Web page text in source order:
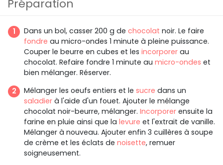
Préparation
Dans un bol, casser 200 g de chocolat noir. Le faire
fondre au micro-ondes 1 minute à pleine puissance.
Couper le beurre en cubes et les incorporer au
chocolat. Refaire fondre 1 minute au micro-ondes et
bien mélanger. Réserver.
Mélanger les oeufs entiers et le sucre dans un
saladier à l'aide d'un fouet. Ajouter le mélange
chocolat noir-beurre, mélanger. Incorporer ensuite la
farine en pluie ainsi que la levure et l'extrait de vanille.
Mélanger à nouveau. Ajouter enfin 3 cuillères à soupe
de crème et les éclats de noisette, remuer
soigneusement.